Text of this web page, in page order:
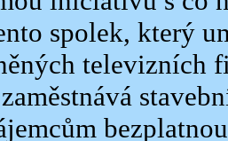
spolek, který
televizních